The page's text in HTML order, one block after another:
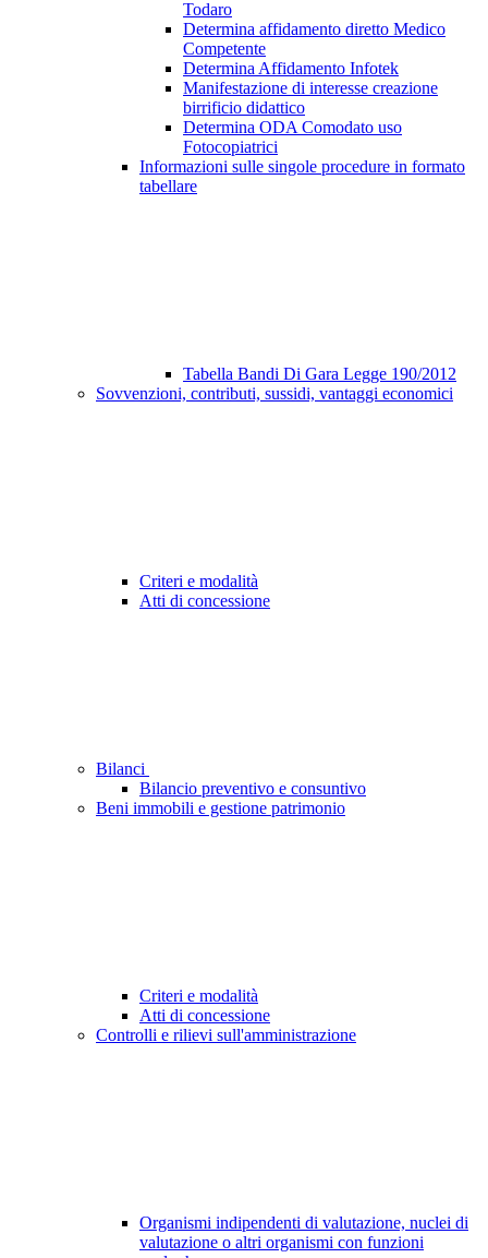
Todaro
Determina affidamento diretto Medico
Competente
Determina Affidamento Infotek
Manifestazione di interesse creazione
birrificio didattico
Determina ODA Comodato uso
Fotocopiatrici
Informazioni sulle singole procedure in formato
tabellare
Tabella Bandi Di Gara Legge 190/2012
Sovvenzioni, contributi, sussidi, vantaggi economici
Criteri e modalità
Atti di concessione
Bilanci
Bilancio preventivo e consuntivo
Beni immobili e gestione patrimonio
Criteri e modalità
Atti di concessione
Controlli e rilievi sull'amministrazione
Organismi indipendenti di valutazione, nuclei di
valutazione o altri organismi con funzioni